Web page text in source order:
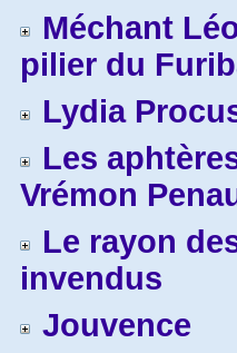
Méchant
pilier du
Lydia
Les
Vrémon
Le rayon
invendus
Jouvence